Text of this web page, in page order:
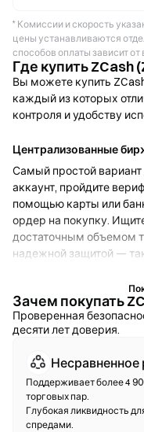
* Комиссии и скорость
цены устанавливаются
способов оплаты зависит
Где купить ZCash
Вы можете купить
каждый из которых
контроля и удобству
Централизованные
Самый простой вариант
аккаунт, пройдите
помощью карты или
ордер на покупку.
достаточным объемом
надежной защитой —
Криптокошельки
Для пользователей,
позволяют хранить
обменивать токены
Некоторые кошельки
онрамп, что дает
Зачем покупать
Проверенная
десяти лет доверия.
Несравненное
Поддерживает более 4
торговых пар.
Глубокая ликвидность
спредами.